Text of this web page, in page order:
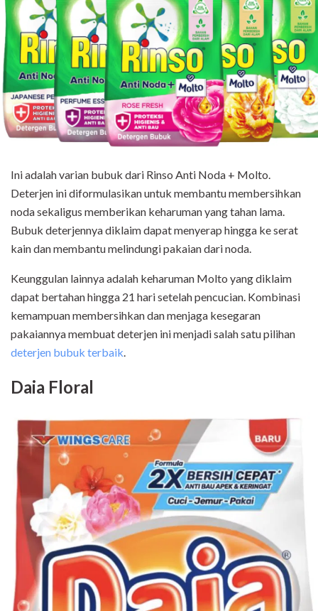
Ini adalah varian bubuk dari Rinso Anti Noda + Molto.
Deterjen ini diformulasikan untuk membantu membersihkan
noda sekaligus memberikan keharuman yang tahan lama.
Bubuk deterjennya diklaim dapat menyerap hingga ke serat
kain dan membantu melindungi pakaian dari noda.
Keunggulan lainnya adalah keharuman Molto yang diklaim
dapat bertahan hingga 21 hari setelah pencucian. Kombinasi
kemampuan membersihkan dan menjaga kesegaran
pakaiannya membuat deterjen ini menjadi salah satu pilihan
deterjen bubuk terbaik
Daia Floral